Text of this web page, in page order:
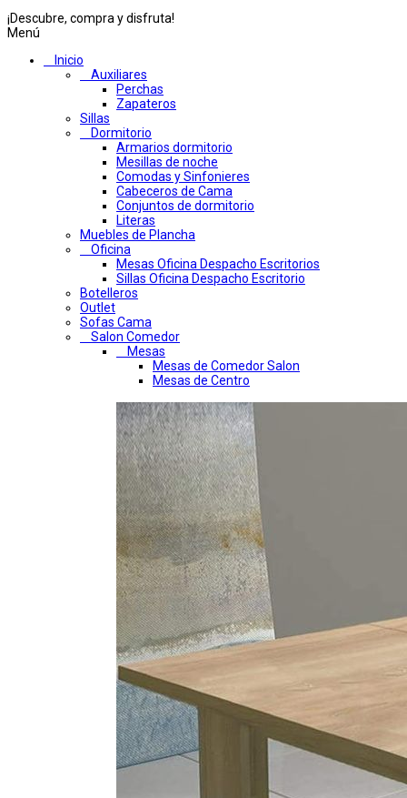
¡Descubre, compra y disfruta!
Menú
Inicio
Auxiliares
Perchas
Zapateros
Sillas
Dormitorio
Armarios dormitorio
Mesillas de noche
Comodas y Sinfonieres
Cabeceros de Cama
Conjuntos de dormitorio
Literas
Muebles de Plancha
Oficina
Mesas Oficina Despacho Escritorios
Sillas Oficina Despacho Escritorio
Botelleros
Outlet
Sofas Cama
Salon Comedor
Mesas
Mesas de Comedor Salon
Mesas de Centro